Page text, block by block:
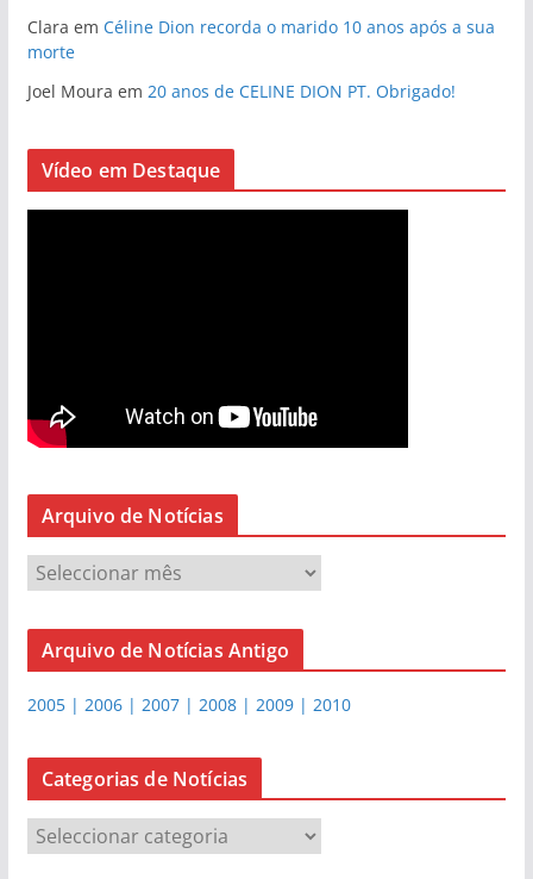
Clara em Céline Dion recorda o marido 10 anos após a sua
morte
Joel Moura em 20 anos de CELINE DION PT. Obrigado!
Vídeo em Destaque
Arquivo de Notícias
r
q
v
e
N
Arquivo de Notícias Antigo
2005 | 2006 | 2007 | 2008 | 2009 | 2010
Categorias de Notícias
a